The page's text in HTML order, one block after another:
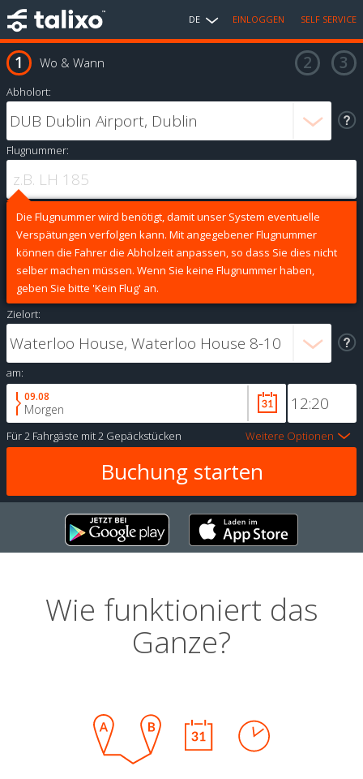
DE EINLOGGEN SELF SERVICE
Wo & Wann
Abholort:
Flugnummer:
Die Flugnummer wird benötigt, damit unser System eventuelle
Verspätungen verfolgen kann. Mit angegebener Flugnummer
können die Fahrer die Abholzeit anpassen, so dass Sie dies nicht
selber machen müssen. Wenn Sie keine Flugnummer haben,
geben Sie bitte 'Kein Flug' an.
Zielort:
am:
09.08
Morgen
Für2 Fahrgäste mit2 Gepäckstücken Weitere Optionen
Wie funktioniert das
Ganze?